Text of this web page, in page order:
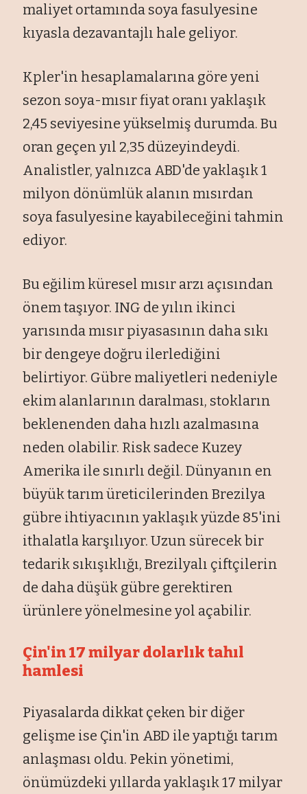
maliyet ortamında soya fasulyesine
kıyasla dezavantajlı hale geliyor.
Kpler'in hesaplamalarına göre yeni
sezon soya-mısır fiyat oranı yaklaşık
2,45 seviyesine yükselmiş durumda. Bu
oran geçen yıl 2,35 düzeyindeydi.
Analistler, yalnızca ABD'de yaklaşık 1
milyon dönümlük alanın mısırdan
soya fasulyesine kayabileceğini tahmin
ediyor.
Bu eğilim küresel mısır arzı açısından
önem taşıyor. ING de yılın ikinci
yarısında mısır piyasasının daha sıkı
bir dengeye doğru ilerlediğini
belirtiyor. Gübre maliyetleri nedeniyle
ekim alanlarının daralması, stokların
beklenenden daha hızlı azalmasına
neden olabilir. Risk sadece Kuzey
Amerika ile sınırlı değil. Dünyanın en
büyük tarım üreticilerinden Brezilya
gübre ihtiyacının yaklaşık yüzde 85'ini
ithalatla karşılıyor. Uzun sürecek bir
tedarik sıkışıklığı, Brezilyalı çiftçilerin
de daha düşük gübre gerektiren
ürünlere yönelmesine yol açabilir.
Çin'in 17 milyar dolarlık tahıl
hamlesi
Piyasalarda dikkat çeken bir diğer
gelişme ise Çin'in ABD ile yaptığı tarım
anlaşması oldu. Pekin yönetimi,
önümüzdeki yıllarda yaklaşık 17 milyar